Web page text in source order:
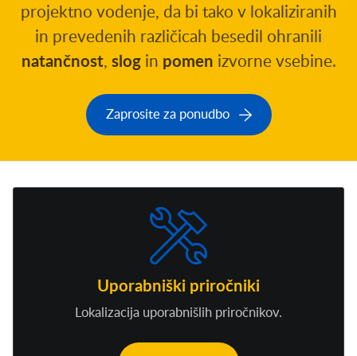
projektno vodenje, da bi tako v lokaliziranih
in prevedenih različicah besedil ohranili
natančnost, slog in pomen izvorne vsebine.
Zaprosite za ponudbo
Uporabniški priročniki
Lokalizacija uporabnišlih priročnikov.